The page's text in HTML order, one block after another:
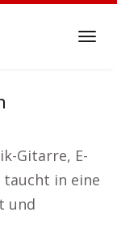
Gitarre, E-
in eine
und